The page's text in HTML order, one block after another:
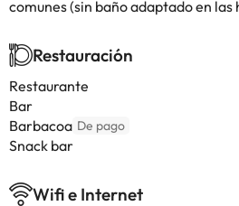
comunes (sin baño adaptado en las
Restauración
Restaurante
Bar
Barbacoa De pago
Snack bar
Wifi e Internet